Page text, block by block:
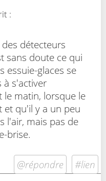
:
détecteurs
sans doute ce qui
essuie-glaces se
s'activer
matin, lorsque le
et qu'il y a un peu
l'air, mais pas de
brise.
@répondre #lien